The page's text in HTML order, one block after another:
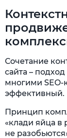
Сочетание
сайта –
многими
эффективный.
Принцип
«клади яйца в
не